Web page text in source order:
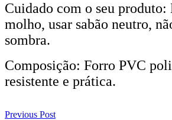
Cuidado com o seu produto:
molho, usar sabão neutro,
sombra.
Composição: Forro PVC
resistente e prática.
Previous Post